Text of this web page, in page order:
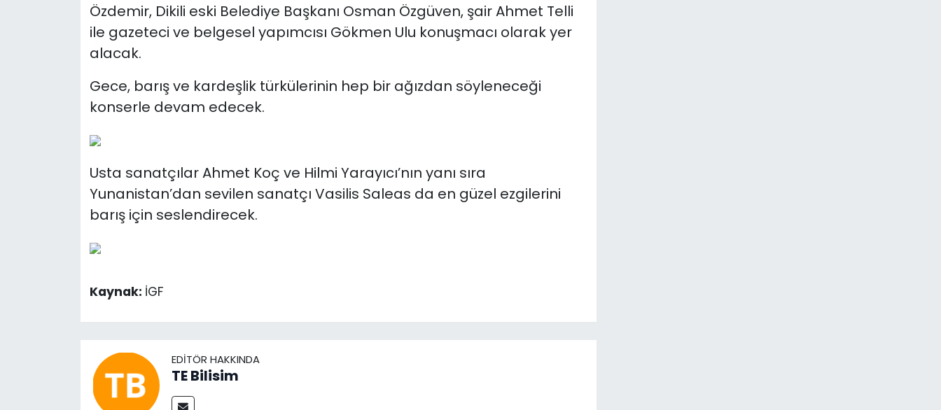
Özdemir, Dikili eski Belediye Başkanı Osman Özgüven, şair Ahmet Telli
ile gazeteci ve belgesel yapımcısı Gökmen Ulu konuşmacı olarak yer
alacak.
Gece, barış ve kardeşlik türkülerinin hep bir ağızdan söyleneceği
konserle devam edecek.
Usta sanatçılar Ahmet Koç ve Hilmi Yarayıcı’nın yanı sıra
Yunanistan’dan sevilen sanatçı Vasilis Saleas da en güzel ezgilerini
barış için seslendirecek.
Kaynak: İGF
EDITÖR HAKKINDA
TE Bilisim